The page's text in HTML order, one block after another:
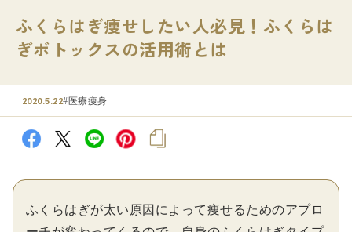
ふくらはぎ痩せしたい人必見！ふくらは
ぎボトックスの活用術とは
2020.5.22#医療痩身
ふくらはぎが太い原因によって痩せるためのアプロ